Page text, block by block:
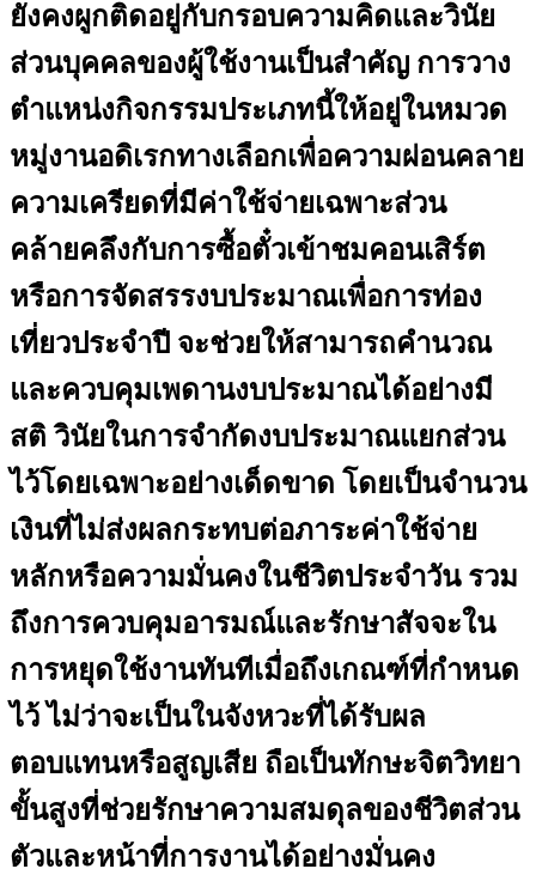
ยังคงผูกติดอยู่กับกรอบความคิดและวินัย
ส่วนบุคคลของผู้ใช้งานเป็นสำคัญ การวาง
ตำแหน่งกิจกรรมประเภทนี้ให้อยู่ในหมวด
หมู่งานอดิเรกทางเลือกเพื่อความผ่อนคลาย
ความเครียดที่มีค่าใช้จ่ายเฉพาะส่วน
คล้ายคลึงกับการซื้อตั๋วเข้าชมคอนเสิร์ต
หรือการจัดสรรงบประมาณเพื่อการท่อง
เที่ยวประจำปี จะช่วยให้สามารถคำนวณ
และควบคุมเพดานงบประมาณได้อย่างมี
สติ วินัยในการจำกัดงบประมาณแยกส่วน
ไว้โดยเฉพาะอย่างเด็ดขาด โดยเป็นจำนวน
เงินที่ไม่ส่งผลกระทบต่อภาระค่าใช้จ่าย
หลักหรือความมั่นคงในชีวิตประจำวัน รวม
ถึงการควบคุมอารมณ์และรักษาสัจจะใน
การหยุดใช้งานทันทีเมื่อถึงเกณฑ์ที่กำหนด
ไว้ ไม่ว่าจะเป็นในจังหวะที่ได้รับผล
ตอบแทนหรือสูญเสีย ถือเป็นทักษะจิตวิทยา
ขั้นสูงที่ช่วยรักษาความสมดุลของชีวิตส่วน
ตัวและหน้าที่การงานได้อย่างมั่นคง